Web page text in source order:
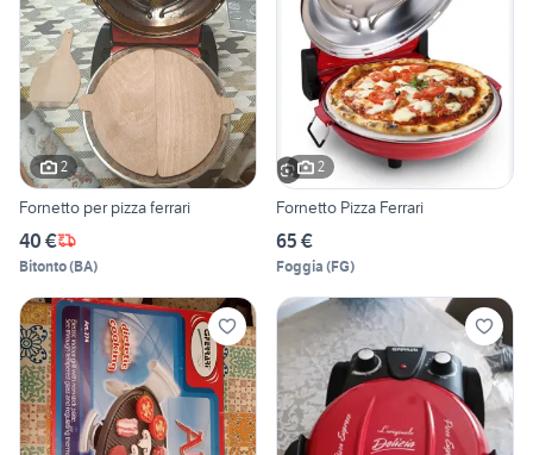
2
Fornetto per pizza ferrari
40 €
Bitonto(BA)
2
Fornetto Pizza Ferrari
65 €
Foggia (FG)